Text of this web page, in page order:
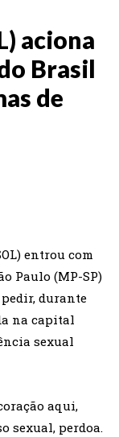
aciona
Brasil
de
entrou com
Paulo (MP-SP)
durante
na capital
sexual
aqui,
sexual, perdoa.